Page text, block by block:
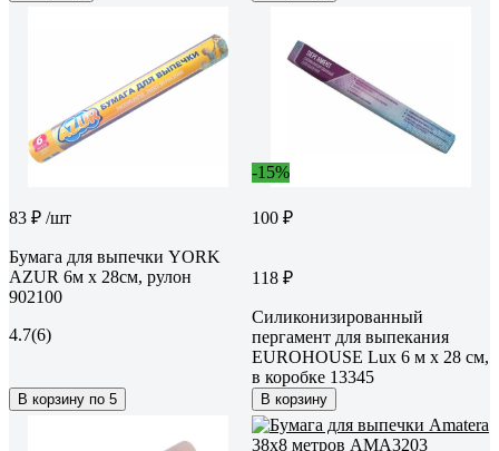
83 ₽ /шт
Бумага для выпечки YORK
AZUR 6м х 28см, рулон
902100
4.7(6)
В корзину по 5
-15%
100 ₽
118 ₽
Силиконизированный
пергамент для выпекания
EUROHOUSE Lux 6 м х 28 см,
в коробке 13345
В корзину